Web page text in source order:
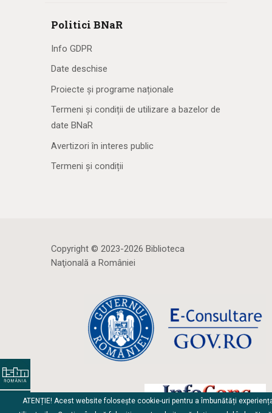
Politici BNaR
Info GDPR
Date deschise
Proiecte și programe naționale
Termeni și condiții de utilizare a bazelor de
date BNaR
Avertizori în interes public
Termeni și condiții
Copyright © 2023-2026 Biblioteca
Naţională a României
ATENȚIE! Acest website folosește cookie-uri pentru a îmbunătăți